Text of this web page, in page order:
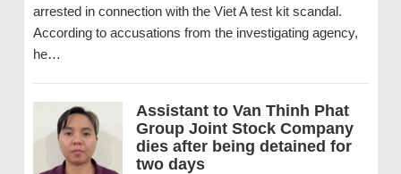
arrested in connection with the Viet A test kit scandal.
According to accusations from the investigating agency,
he…
Assistant to Van Thinh Phat
Group Joint Stock Company
dies after being detained for
two days